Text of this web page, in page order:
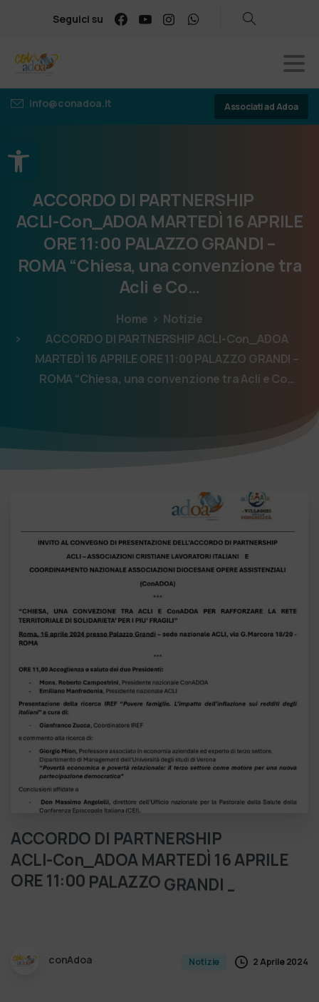
Apri la barra degli strumenti
Seguici su
info@conadoa.it Associati ad Adoa
ACCORDO DI PARTNERSHIP
ACLI-Con_ADOAMARTEDÌ 16APRILE
ORE11:00 PALAZZOGRANDI –
ROMA “Chiesa, unaconvenzione tra
Acli eCo…
Home
Notizie
ACCORDO DI PARTNERSHIP ACLI-Con_ADOA
MARTEDÌ 16 APRILE ORE 11:00 PALAZZO GRANDI –
ROMA “Chiesa, una convenzione tra Acli e Co…
ACCORDO DI PARTNERSHIP
ACLI-Con_ADOA MARTEDÌ 16APRILE
ORE11:00 PALAZZOGRANDI
conAdoa Notizie 2 Aprile 2024